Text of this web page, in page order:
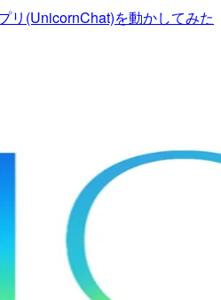
リ(UnicornChat)を動かしてみた